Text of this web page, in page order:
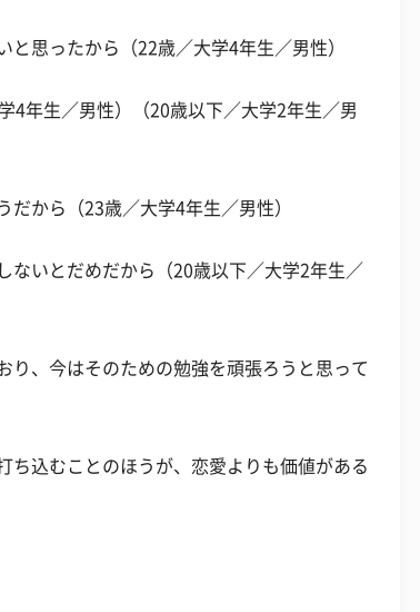
と思ったから（22歳／大学4年生／男性）
4年生／男性）（20歳以下／大学2年生／男
だから（23歳／大学4年生／男性）
ないとだめだから（20歳以下／大学2年生／
り、今はそのための勉強を頑張ろうと思って
ち込むことのほうが、恋愛よりも価値がある